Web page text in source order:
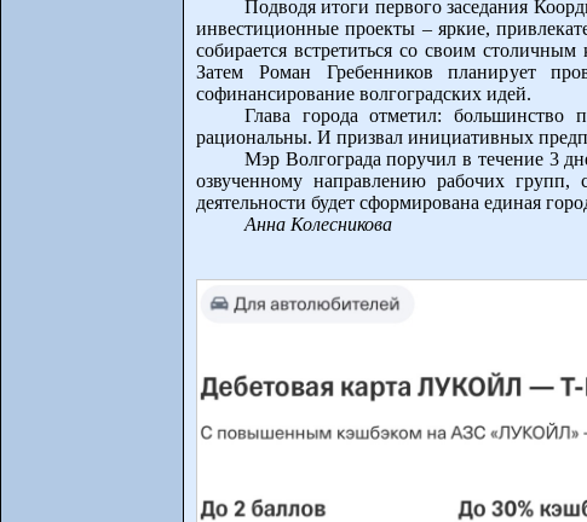
Подводя итоги первого заседания
инвестиционные проекты – яркие,
собирается встретиться со своим
Затем Роман Гребенников планирует
софинансирование волгоградских идей.
Глава города отметил: большинство
рациональны. И призвал инициативных
Мэр Волгограда поручил в течение 3
озвученному направлению рабочих
деятельности будет сформирована единая
Анна Колесникова